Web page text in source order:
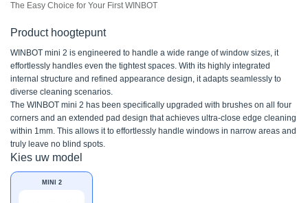
The Easy Choice for Your First WINBOT
Product hoogtepunt
WINBOT mini 2 is engineered to handle a wide range of window sizes, it
effortlessly handles even the tightest spaces. With its highly integrated
internal structure and refined appearance design, it adapts seamlessly to
diverse cleaning scenarios.
The WINBOT mini 2 has been specifically upgraded with brushes on all four
corners and an extended pad design that achieves ultra-close edge cleaning
within 1mm. This allows it to effortlessly handle windows in narrow areas and
truly leave no blind spots.
Kies uw model
MINI 2